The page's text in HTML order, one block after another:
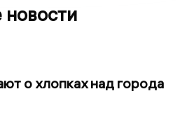
о хлопках над города